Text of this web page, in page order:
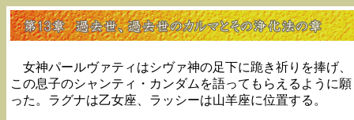
女神パールヴァティはシヴァ神の足下に跪き祈りを捧げ、
この息子のシャンティ・カンダムを語ってもらえるように願
った。ラグナは乙女座、ラッシーは山羊座に位置する。